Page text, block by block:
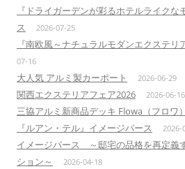
『ドライガーデンが彩るホテルライク
ス
2026-07-25
『南欧風～ナチュラルモダンエクステリ
07-16
大人気 アルミ製カーポート 2026-06-29
関西エクステリアフェア2026 2026-06-16
三協アルミ新商品デッキ Flowa（フロワ）
『ルアン・テル』イメージパース 2026-
イメージパース ～邸宅の品格を再定義
ション～
2026-04-18